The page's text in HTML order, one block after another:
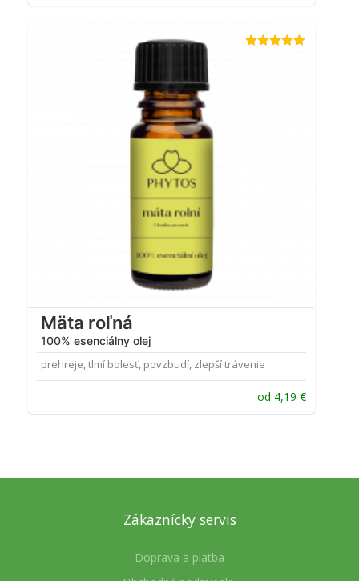
Mäta roľná
100% esenciálny olej
prehreje, tlmí bolesť, povzbudí, zlepší trávenie
od 4,19 €
Zákaznícky servis
Doprava a platba